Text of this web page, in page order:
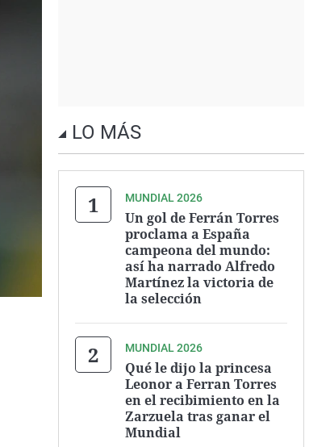
LO MÁS
MUNDIAL 2026
Un gol de Ferrán Torres
proclama a España
campeona del mundo:
así ha narrado Alfredo
Martínez la victoria de
la selección
MUNDIAL 2026
Qué le dijo la princesa
Leonor a Ferran Torres
en el recibimiento en la
Zarzuela tras ganar el
Mundial